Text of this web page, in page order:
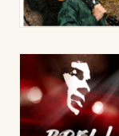
Courses en
Newsletter